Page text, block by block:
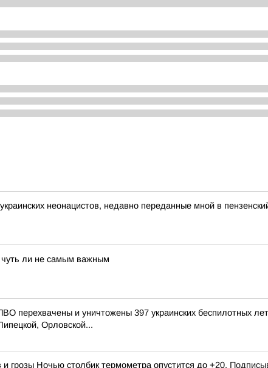
неонацистов, недавно переданные мной в
чуть ли не самым важным
перехвачены и уничтожены 397 украинских беспилотных
Орловской...
грозы Ночью столбик термометра опустится до +20.